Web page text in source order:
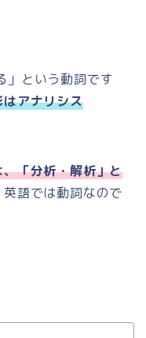
」という動詞です
アナリシス
「分析・解析」と
英語では動詞なので